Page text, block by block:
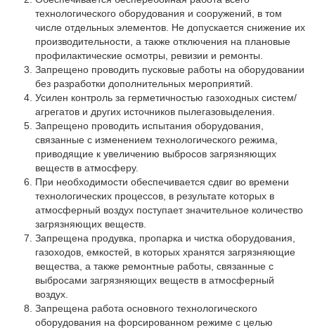
технологического оборудования и сооружений, в том
числе отдельных элементов. Не допускается снижение их
производительности, а также отключения на плановые
профилактические осмотры, ревизии и ремонты.
Запрещено проводить пусковые работы на оборудовании
без разработки дополнительных мероприятий.
Усилен контроль за герметичностью газоходных систем/
агрегатов и других источников пылегазовыделения.
Запрещено проводить испытания оборудования,
связанные с изменением технологического режима,
приводящие к увеличению выбросов загрязняющих
веществ в атмосферу.
При необходимости обеспечивается сдвиг во времени
технологических процессов, в результате которых в
атмосферный воздух поступает значительное количество
загрязняющих веществ.
Запрещена продувка, пропарка и чистка оборудования,
газоходов, емкостей, в которых хранятся загрязняющие
вещества, а также ремонтные работы, связанные с
выбросами загрязняющих веществ в атмосферный
воздух.
Запрещена работа основного технологического
оборудования на форсированном режиме с целью